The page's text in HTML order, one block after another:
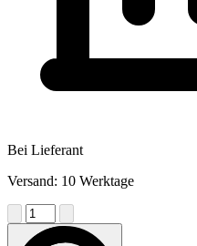
Bei Lieferant
Versand: 10 Werktage